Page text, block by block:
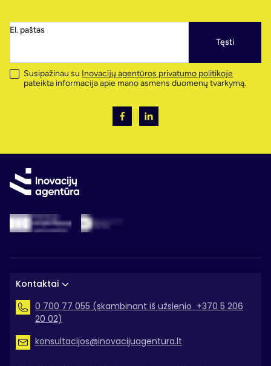
El. paštas
Tęsti
Susipažinau su Inovacijų agentūros privatumo politikoje
pateikta informacija apie mano asmens duomenų tvarkymą.
Kontaktai
0 700 77 055 (skambinant iš užsienio +370 5 206
20 02)
konsultacijos@inovacijuagentura.lt